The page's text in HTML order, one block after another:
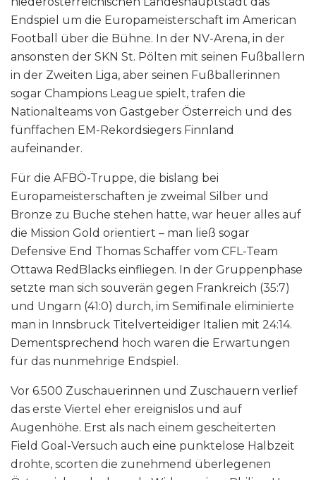
Endspiel um die Europameisterschaft im American
Football über die Bühne. In der NV-Arena, in der
ansonsten der SKN St. Pölten mit seinen Fußballern
in der Zweiten Liga, aber seinen Fußballerinnen
sogar Champions League spielt, trafen die
Nationalteams von Gastgeber Österreich und des
fünffachen EM-Rekordsiegers Finnland
aufeinander.
Für die AFBÖ-Truppe, die bislang bei
Europameisterschaften je zweimal Silber und
Bronze zu Buche stehen hatte, war heuer alles auf
die Mission Gold orientiert – man ließ sogar
Defensive End Thomas Schaffer vom CFL-Team
Ottawa RedBlacks einfliegen. In der Gruppenphase
setzte man sich souverän gegen Frankreich (35:7)
und Ungarn (41:0) durch, im Semifinale eliminierte
man in Innsbruck Titelverteidiger Italien mit 24:14.
Dementsprechend hoch waren die Erwartungen
für das nunmehrige Endspiel.
Vor 6.500 Zuschauerinnen und Zuschauern verlief
das erste Viertel eher ereignislos und auf
Augenhöhe. Erst als nach einem gescheiterten
Field Goal-Versuch auch eine punktelose Halbzeit
drohte, scorten die zunehmend überlegenen